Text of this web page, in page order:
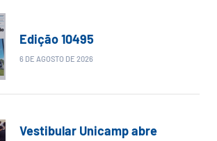
Edição 10495
6 DE AGOSTO DE 2026
Vestibular Unicamp abre